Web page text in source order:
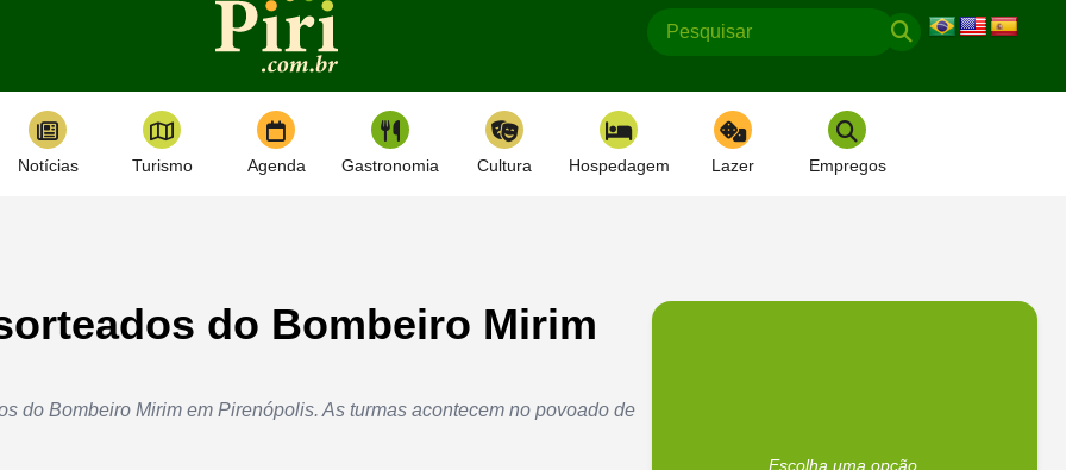
Notícias Turismo Agenda Gastronomia Cultura Hospedagem Lazer Empregos
do Bombeiro Mirim
do Bombeiro Mirim em Pirenópolis. As turmas acontecem no povoado de
Escolha uma opção.